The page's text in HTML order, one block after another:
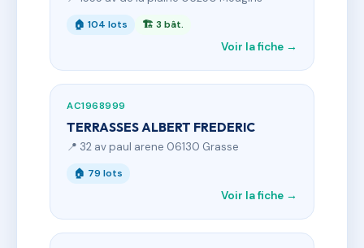
🏠 104 lots 🏗 3 bât.
Voir la fiche →
AC1968999
TERRASSES ALBERT FREDERIC
📍 32 av paul arene 06130 Grasse
🏠 79 lots
Voir la fiche →